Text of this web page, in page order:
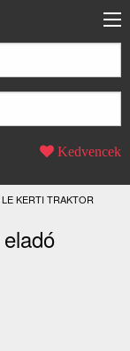
Kedvencek
LE KERTI TRAKTOR